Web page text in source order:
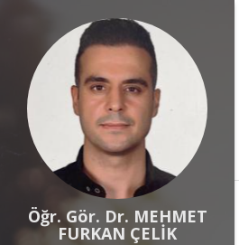
Öğr. Gör. Dr. MEHMET
FURKAN ÇELİK